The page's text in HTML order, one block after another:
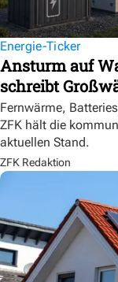
Energie-Ticker
Ansturm auf
schreibt
Fernwärme,
ZFK hält die
aktuellen Stand.
ZFK Redaktion